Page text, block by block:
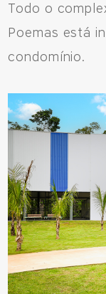
Todo o
Poemas está
condomínio.